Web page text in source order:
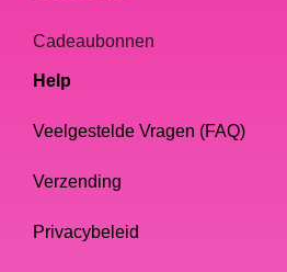
Cadeaubonnen
Help
Veelgestelde Vragen (FAQ)
Verzending
Privacybeleid